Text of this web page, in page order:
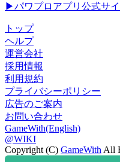
▶パワプロアプリ公式サイ
トップ
ヘルプ
運営会社
採用情報
利用規約
プライバシーポリシー
広告のご案内
お問い合わせ
GameWith(English)
@WIKI
Copyright (C) GameWith All